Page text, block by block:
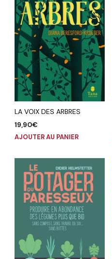
LA VOIX DES ARBRES
19,90€
AJOUTER AU PANIER